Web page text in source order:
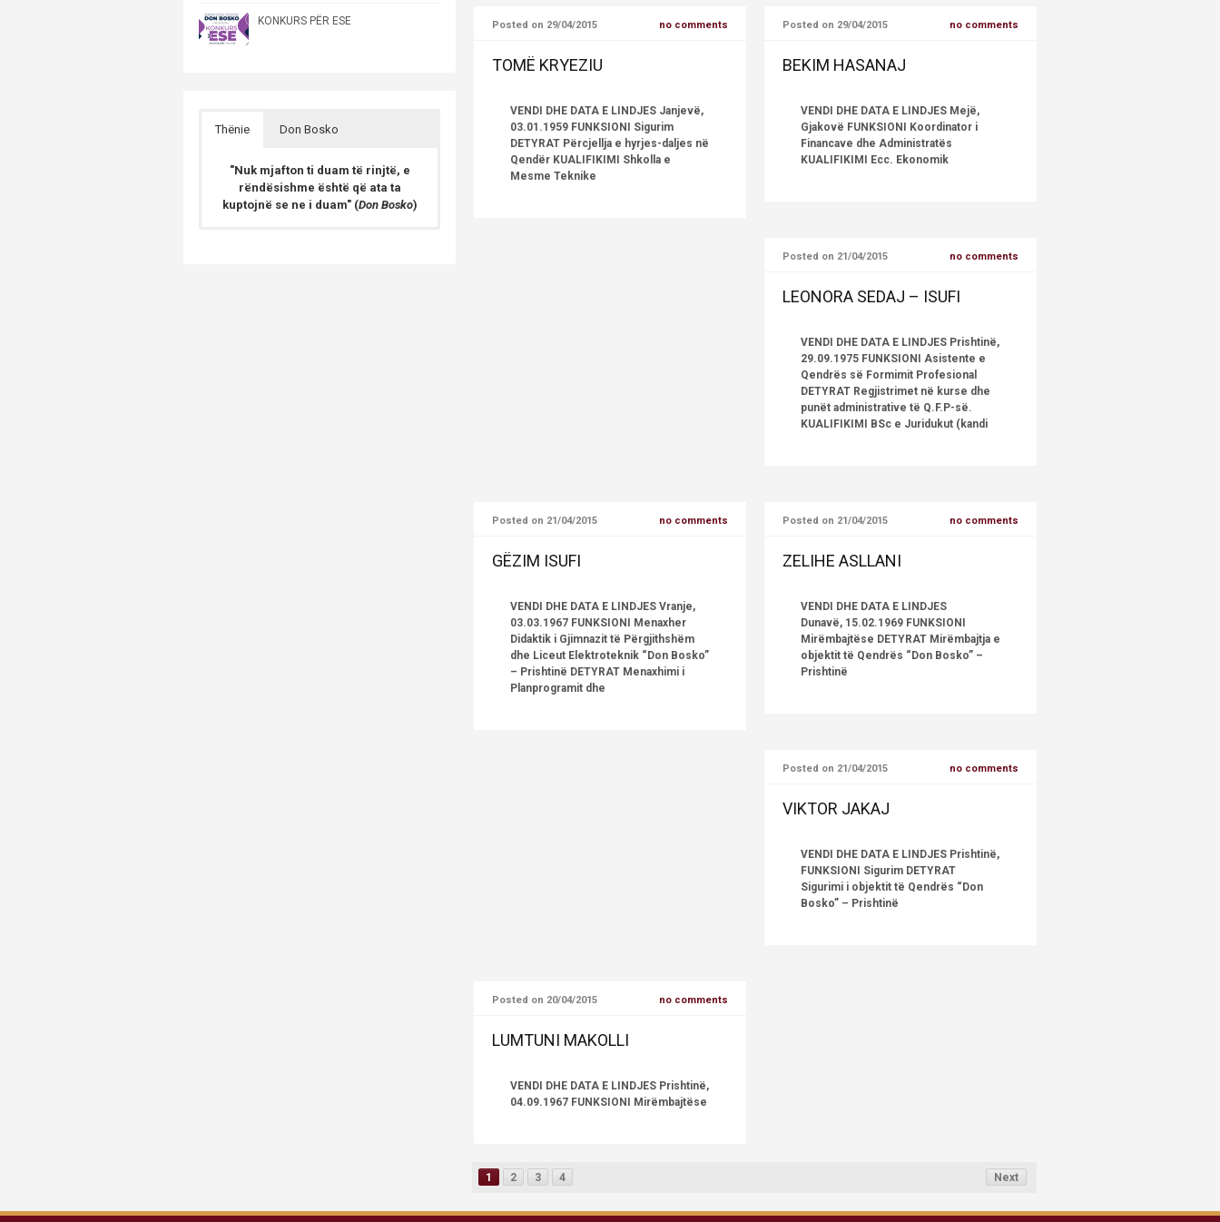
KONKURS PËR ESE
Thënie Don Bosko
"Nuk mjafton ti duam të rinjtë, e
rëndësishme është që ata ta
kuptojnë se ne i duam" (Don Bosko)
Posted on 29/04/2015 no comments
TOMË KRYEZIU
VENDI DHE DATA E LINDJES Janjevë,
03.01.1959 FUNKSIONI Sigurim
DETYRAT Përcjellja e hyrjes-daljes në
Qendër KUALIFIKIMI Shkolla e
Mesme Teknike
Posted on 29/04/2015 no comments
BEKIM HASANAJ
VENDI DHE DATA E LINDJES Mejë,
Gjakovë FUNKSIONI Koordinator i
Financave dhe Administratës
KUALIFIKIMI Ecc. Ekonomik
Posted on 21/04/2015 no comments
LEONORA SEDAJ – ISUFI
VENDI DHE DATA E LINDJES Prishtinë,
29.09.1975 FUNKSIONI Asistente e
Qendrës së Formimit Profesional
DETYRAT Regjistrimet në kurse dhe
punët administrative të Q.F.P-së.
KUALIFIKIMI BSc e Juridukut (kandi
Posted on 21/04/2015 no comments
GËZIM ISUFI
VENDI DHE DATA E LINDJES Vranje,
03.03.1967 FUNKSIONI Menaxher
Didaktik i Gjimnazit të Përgjithshëm
dhe Liceut Elektroteknik “Don Bosko”
– Prishtinë DETYRAT Menaxhimi i
Planprogramit dhe
Posted on 21/04/2015 no comments
ZELIHE ASLLANI
VENDI DHE DATA E LINDJES
Dunavë, 15.02.1969 FUNKSIONI
Mirëmbajtëse DETYRAT Mirëmbajtja e
objektit të Qendrës “Don Bosko” –
Prishtinë
Posted on 21/04/2015 no comments
VIKTOR JAKAJ
VENDI DHE DATA E LINDJES Prishtinë,
FUNKSIONI Sigurim DETYRAT
Sigurimi i objektit të Qendrës “Don
Bosko” – Prishtinë
Posted on 20/04/2015 no comments
LUMTUNI MAKOLLI
VENDI DHE DATA E LINDJES Prishtinë,
04.09.1967 FUNKSIONI Mirëmbajtëse
1 2 3 4 Next